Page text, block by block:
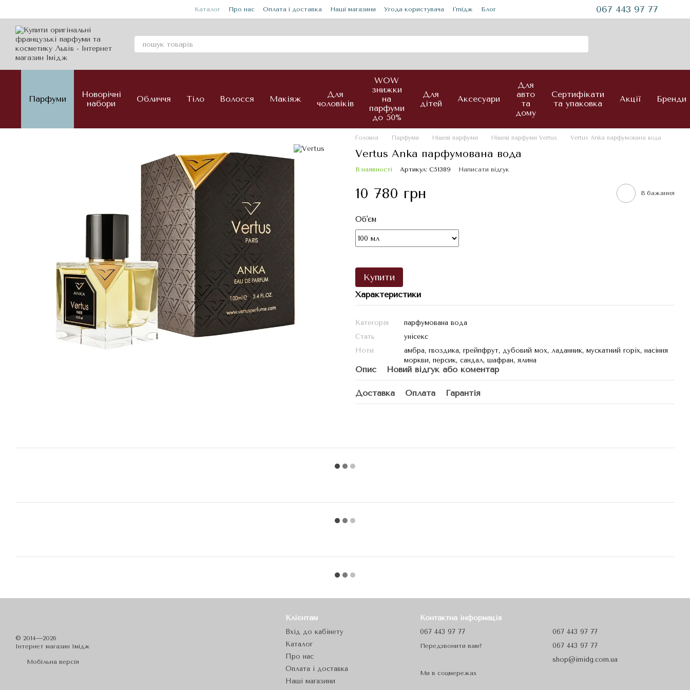
Каталог Про нас Оплата і доставка Наші магазини Угода користувача I'mідж Блог 067 443 97 77
Парфуми
Новорічні
набори
Обличчя Тіло Волосся Макіяж
Для
чоловіків
WOW
знижки
на
парфуми
до 50%
Для
дітей
Аксесуари
Для
авто
та
дому
Сертифікати
та упаковка
Акції Бренди
Головна Парфуми Нішеві парфуми Нішеві парфуми Vertus Vertus Anka парфумована вода
Vertus Anka парфумована вода
В наявності Артикул: С51389 Написати відгук
10 780 грн В бажання
Об'єм
Купити
Характеристики
Категорія
парфумована вода
Стать
унісекс
Ноти
амбра, гвоздика, грейпфрут, дубовий мох, ладанник, мускатний горіх, насіння
моркви, персик, сандал, шафран, ялина
Опис Новий відгук або коментар
Доставка Оплата Гарантія
© 2014—2026
Iнтернет магазин Імідж
Мобільна версія
Клієнтам
Вхід до кабінету
Каталог
Про нас
Оплата і доставка
Наші магазини
Контактна інформація
067 443 97 77
Передзвонити вам?
067 443 97 77
067 443 97 77
shop@imidg.com.ua
Ми в соцмережах